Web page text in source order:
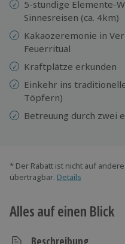
5-stündige Elemente-
Sinnesreisen (ca. 4km)
Kakaozeremonie in
Feuerritual
Kraftplätze erkunden
Einkehr ins
Töpfern)
Betreuung durch zwei
* Der Rabatt ist nicht auf
übertragbar. Details
Alles auf einen Blick